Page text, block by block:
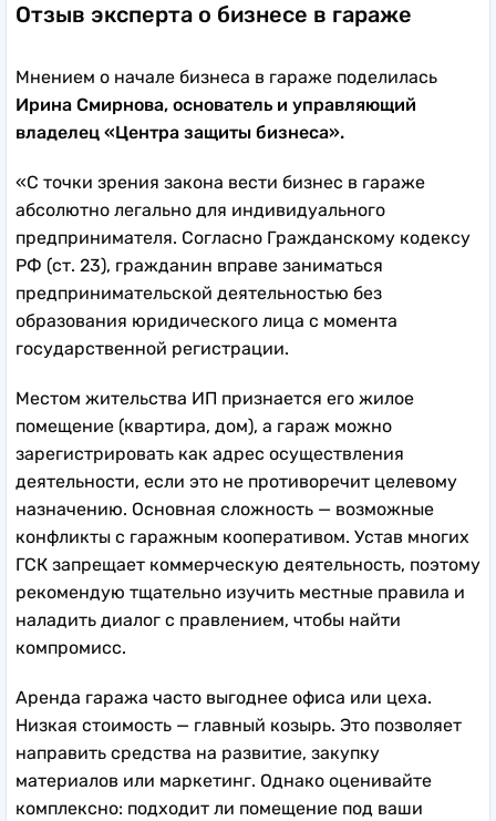
Отзыв эксперта о бизнесе в гараже
Мнением о начале бизнеса в гараже поделилась
Ирина Смирнова, основатель и управляющий
владелец «Центра защиты бизнеса».
«С точки зрения закона вести бизнес в гараже
абсолютно легально для индивидуального
предпринимателя. Согласно Гражданскому кодексу
РФ (ст. 23), гражданин вправе заниматься
предпринимательской деятельностью без
образования юридического лица с момента
государственной регистрации.
Местом жительства ИП признается его жилое
помещение (квартира, дом), а гараж можно
зарегистрировать как адрес осуществления
деятельности, если это не противоречит целевому
назначению. Основная сложность — возможные
конфликты с гаражным кооперативом. Устав многих
ГСК запрещает коммерческую деятельность, поэтому
рекомендую тщательно изучить местные правила и
наладить диалог с правлением, чтобы найти
компромисс.
Аренда гаража часто выгоднее офиса или цеха.
Низкая стоимость — главный козырь. Это позволяет
направить средства на развитие, закупку
материалов или маркетинг. Однако оценивайте
комплексно: подходит ли помещение под ваши